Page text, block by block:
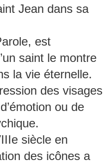
Jean dans sa
est
saint le montre
la vie éternelle.
des visages
ou de
siècle en
des icônes a